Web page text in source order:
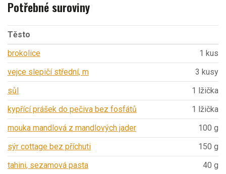
Potřebné suroviny
Těsto
brokolice
1 kus
vejce slepičí střední, m
3 kusy
sůl
1 lžička
kypřící prášek do pečiva bez fosfátů
1 lžička
mouka mandlová z mandlových jader
100 g
sýr cottage bez příchuti
150 g
tahini, sezamová pasta
40 g